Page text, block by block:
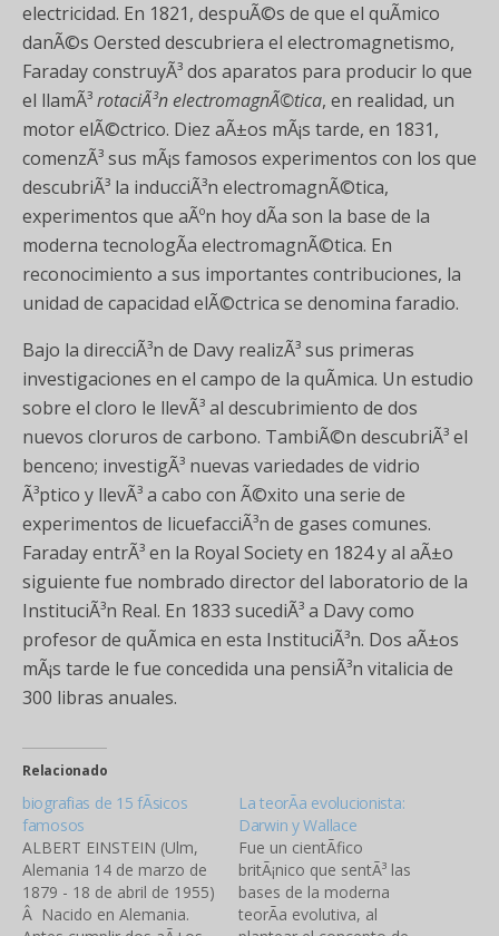
electricidad. En 1821, despuÃ©s de que el quÃ­mico
danÃ©s Oersted descubriera el electromagnetismo,
Faraday construyÃ³ dos aparatos para producir lo que
el llamÃ³rotaciÃ³n electromagnÃ©tica, en realidad, un
motor elÃ©ctrico. Diez aÃ±os mÃ¡s tarde, en 1831,
comenzÃ³ sus mÃ¡s famosos experimentos con los que
descubriÃ³ la inducciÃ³n electromagnÃ©tica,
experimentos que aÃºn hoy dÃ­a son la base de la
moderna tecnologÃ­a electromagnÃ©tica. En
reconocimiento a sus importantes contribuciones, la
unidad de capacidad elÃ©ctrica se denomina faradio.
Bajo la direcciÃ³n de Davy realizÃ³ sus primeras
investigaciones en el campo de la quÃ­mica. Un estudio
sobre el cloro le llevÃ³ al descubrimiento de dos
nuevos cloruros de carbono. TambiÃ©n descubriÃ³ el
benceno; investigÃ³ nuevas variedades de vidrio
Ã³ptico y llevÃ³ a cabo con Ã©xito una serie de
experimentos de licuefacciÃ³n de gases comunes.
Faraday entrÃ³ en la Royal Society en 1824 y al aÃ±o
siguiente fue nombrado director del laboratorio de la
InstituciÃ³n Real. En 1833 sucediÃ³ a Davy como
profesor de quÃ­mica en esta InstituciÃ³n. Dos aÃ±os
mÃ¡s tarde le fue concedida una pensiÃ³n vitalicia de
300 libras anuales.
Relacionado
biografias de 15 fÃ­sicos
famosos
ALBERT EINSTEIN (Ulm,
Alemania 14 de marzo de
1879 - 18 de abril de 1955)
Â Nacido en Alemania.
La teorÃ­a evolucionista:
Darwin y Wallace
Fue un cientÃ­fico
britÃ¡nico que sentÃ³ las
bases de la moderna
teorÃ­a evolutiva, al